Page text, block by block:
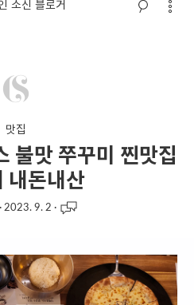
소신 블로거
맛집
불맛 쭈꾸미 찐맛집
내돈내산
· 2023. 9. 2 ·